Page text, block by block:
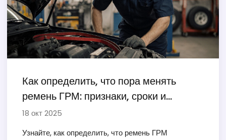
Как определить, что пора менять
ремень ГРМ: признаки, сроки и
проверка
18 окт 2025
Узнайте, как определить, что ремень ГРМ